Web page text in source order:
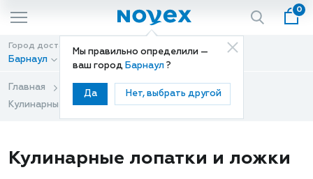
Мы правильно определили —
ваш город Барнаул ?
Да Нет, выбрать другой
0
Город доставки
Барнаул
Способ доставки
Доставка
Главная Каталог
Кухонный инвентарь
Кулинарные лопатки и ложки
Кулинарные лопатки и ложки